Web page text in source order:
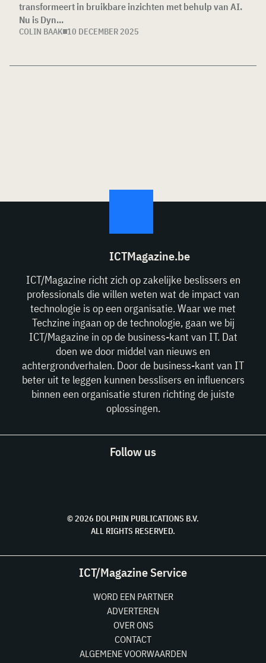
transformeert in bruikbare inzichten met behulp van AI.
Nu is Dyn...
COLIN BAAK 10 DECEMBER 2025
ICTMagazine.be
ICT/Magazine richt zich op zakelijke beslissers en
professionals die willen weten wat de impact van
technologie is op een organisatie. Waar we met
Techzine ingaan op de technologie, gaan we bij
ICT/Magazine in op de business-kant van IT. Dat
doen we door middel van nieuws en
achtergrondverhalen. Door de business-kant van IT
beter uit te leggen kunnen besslisers en influencers
binnen een organisatie sturen richting de juiste
oplossingen.
Follow us
© 2026 DOLPHIN PUBLICATIONS B.V.
ALL RIGHTS RESERVED.
ICT/Magazine Service
WORD EEN PARTNER
ADVERTEREN
OVER ONS
CONTACT
ALGEMENE VOORWAARDEN